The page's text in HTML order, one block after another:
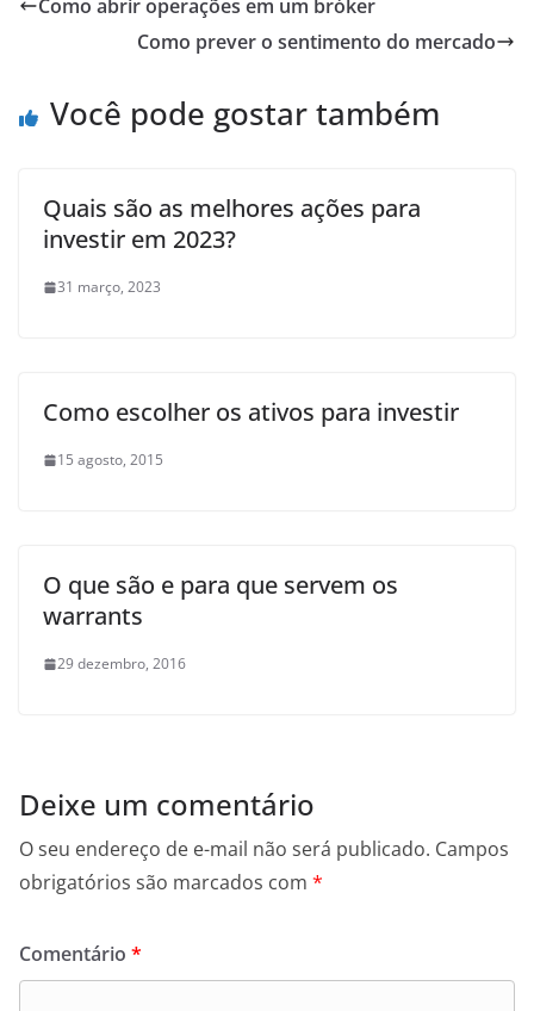
Como abrir operações em um bróker
Como prever o sentimento do mercado
Você pode gostar também
Quais são as melhores ações para
investir em 2023?
31 março, 2023
Como escolher os ativos para investir
15 agosto, 2015
O que são e para que servem os
warrants
29 dezembro, 2016
Deixe um comentário
O seu endereço de e-mail não será publicado. Campos
obrigatórios são marcados com *
Comentário *